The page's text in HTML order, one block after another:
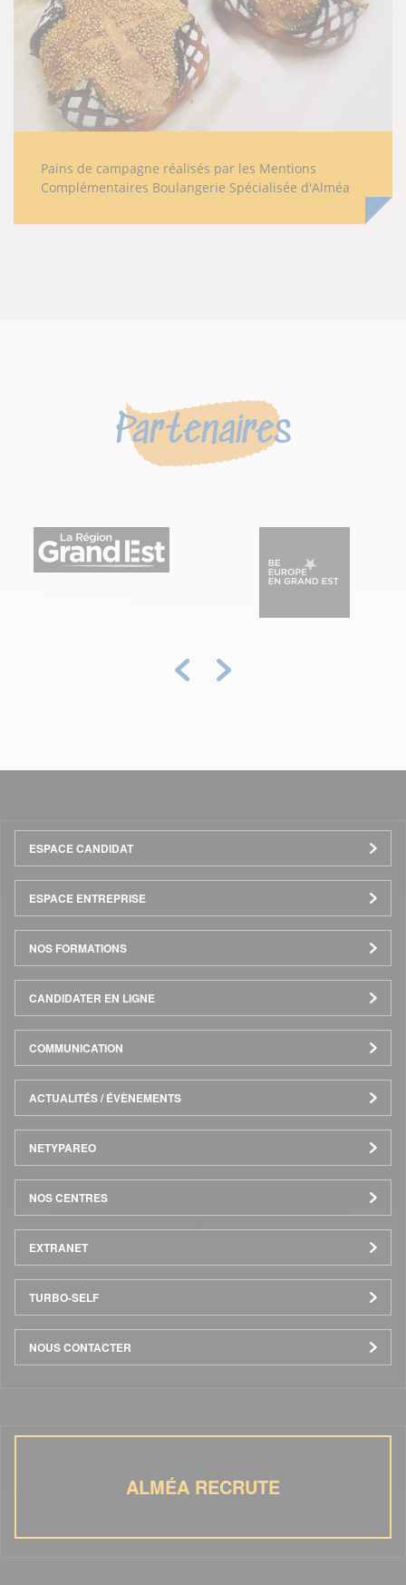
Pains de campagne réalisés par les Mentions
Complémentaires Boulangerie Spécialisée d'Alméa
Partenaires
Précédent
Menu
Pied
de
page
ESPACE CANDIDAT
ESPACE ENTREPRISE
NOS FORMATIONS
CANDIDATER EN LIGNE
COMMUNICATION
ACTUALITÉS / ÉVÈNEMENTS
NETYPAREO
NOS CENTRES
EXTRANET
TURBO-SELF
NOUS CONTACTER
ALMÉA RECRUTE